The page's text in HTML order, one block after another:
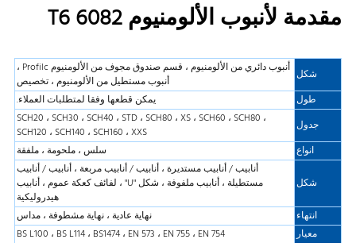
مقدمة لأنبوب الألومنيوم 6082 T6
شكل
أنبوب دائري من الألومنيوم ، قسم صندوق مجوف من الألومنيوم Profilc ،
أنبوب مستطيل من الألومنيوم ، تخصيص
طول
يمكن قطعها وفقا لمتطلبات العملاء.
جدول
SCH20 ، SCH30 ، SCH40 ، STD ، SCH80 ، XS ، SCH60 ، SCH80 ،
SCH120 ، SCH140 ، SCH160 ، XXS
انواع
سلس ، ملحومة ، ملفقة
شكل
أنابيب / أنابيب مستديرة ، أنابيب / أنابيب مربعة ، أنابيب / أنابيب
مستطيلة ، أنابيب ملفوفة ، شكل "U" ، لفائف كعكة عموم ، أنابيب
هيدروليكية
انتهاء
نهاية عادية ، نهاية مشطوفة ، مداس
معيار
BS L100 ، BS L114 ، BS1474 ، EN 573 ، EN 755 ، EN 754